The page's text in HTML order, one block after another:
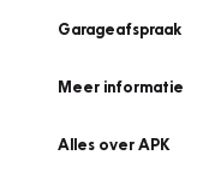
Garageafspraak
Meer informatie
Alles over APK